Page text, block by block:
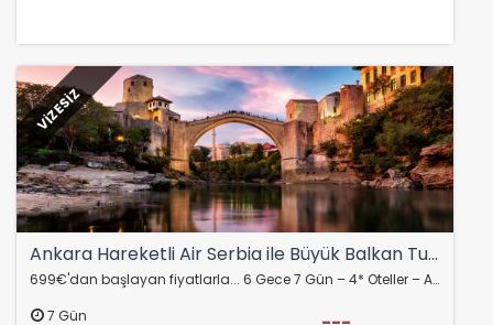
VİZESİZ
Ankara Hareketli Air Serbia ile Büyük Balkan Turu 6 Ülke Vizesiz BEG-BEG
699€'dan başlayan fiyatlarla... 6 Gece 7 Gün – 4* Oteller – Akşam Yemekleri Dahil EKSTRA TUR YOK – HERŞEY DAHİL !!!! KOSOVALI PROGRAM Medeniyetlerin, Kültürlerin…
7 Gün